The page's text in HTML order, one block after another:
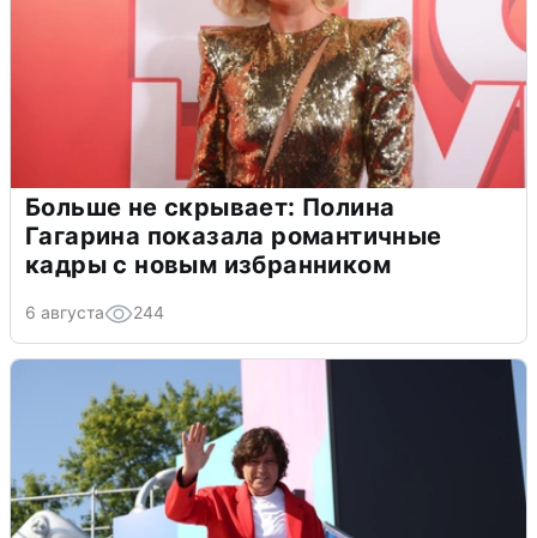
Больше не скрывает: Полина
Гагарина показала романтичные
кадры с новым избранником
6 августа 244